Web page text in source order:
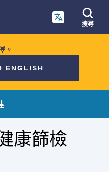
搜尋
。
ENGLISH
康篩檢